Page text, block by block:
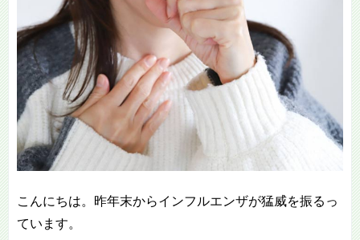
こんにちは。昨年末からインフルエンザが猛威を振るっ
ています。